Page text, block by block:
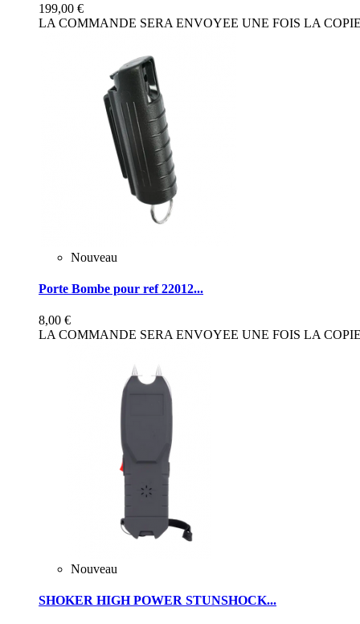
199,00 €
LA COMMANDE SERA ENVOYEE UNE FOIS LA
Nouveau
Porte Bombe pour ref 22012...
8,00 €
LA COMMANDE SERA ENVOYEE UNE FOIS LA
Nouveau
SHOKER HIGH POWER STUNSHOCK...